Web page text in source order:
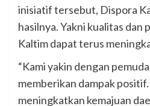
inisiatif tersebut, Dispora
hasilnya. Yakni kualitas dan
Kaltim dapat terus
“Kami yakin dengan
memberikan dampak
meningkatkan kemajuan